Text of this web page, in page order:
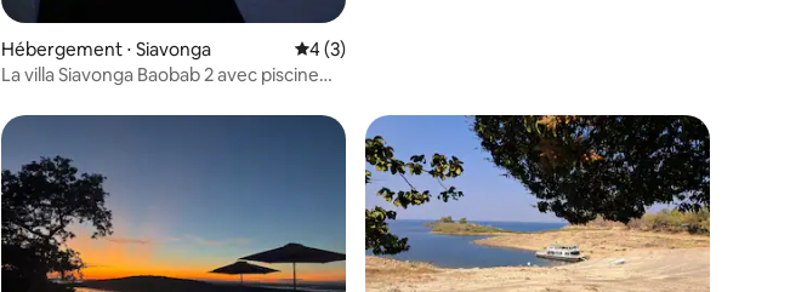
Hébergement ⋅ Siavonga Évaluation moyenne sur la base de 3 commentaires : 4 sur 5
4 (3)
La villa Siavonga Baobab 2 avec piscine